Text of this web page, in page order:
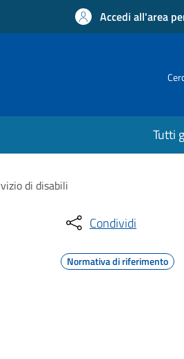
Accedi all'area
Tutti
di disabili
Condividi
Normativa di riferimento